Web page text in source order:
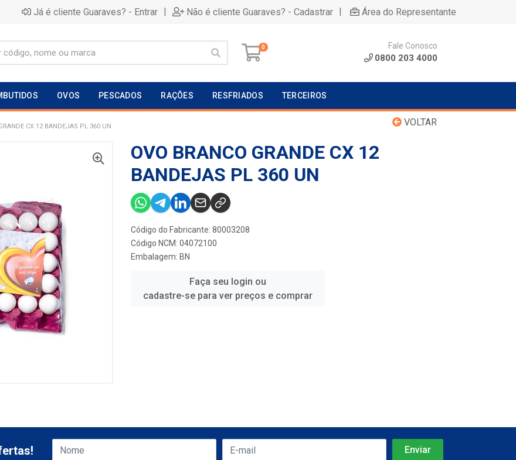
Já é cliente Guaraves? - Entrar | Não é cliente Guaraves? - Cadastrar | Área do Representante
0 Fale Conosco
0800 203 4000
OVOS PESCADOS RAÇÕES RESFRIADOS TERCEIROS
VOLTAR
CX 12 BANDEJAS PL 360 UN
OVO BRANCO GRANDE CX 12
BANDEJAS PL 360 UN
Código do Fabricante: 80003208
Código NCM: 04072100
Embalagem: BN
Faça seu login ou
cadastre-se para ver preços e comprar